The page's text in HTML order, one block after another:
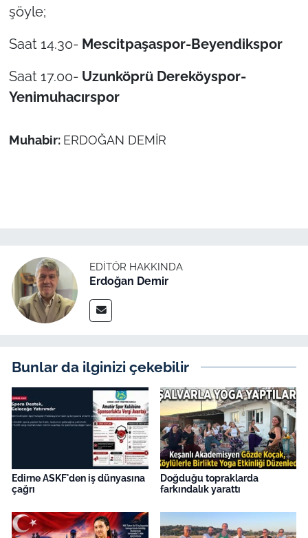
şöyle;
Saat 14.30- Mescitpaşaspor-Beyendikspor
Saat 17.00- Uzunköprü Dereköyspor-
Yenimuhacırspor
Muhabir: ERDOĞAN DEMİR
EDITÖR HAKKINDA
Erdoğan Demir
Bunlar da ilginizi çekebilir
Edirne ASKF'den iş dünyasına
çağrı
Doğduğu topraklarda
farkındalık yarattı
ÇANAKKALE
TÜRKİYE
Bölge
Dış Haberler
Magazin
Bilim Teknoloji
English News
Canlı Maç
Finans
Genel-A